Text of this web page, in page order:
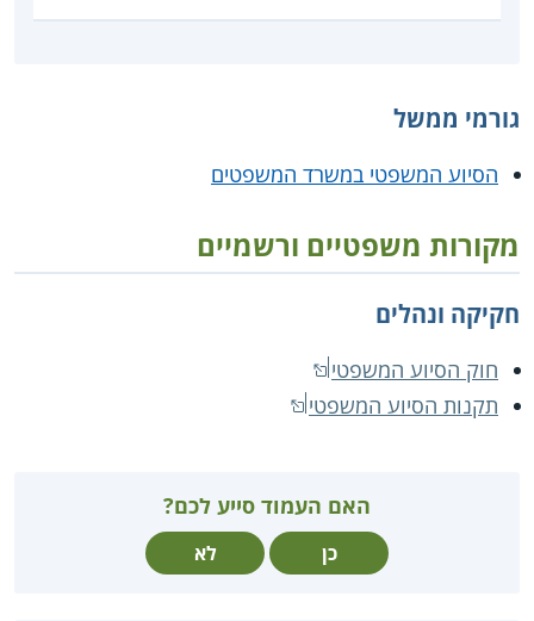
גורמי ממשל
הסיוע המשפטי במשרד המשפטים
מקורות משפטיים ורשמיים
חקיקה ונהלים
חוק הסיוע המשפטי
תקנות הסיוע המשפטי
האם העמוד סייע לכם?
כן לא